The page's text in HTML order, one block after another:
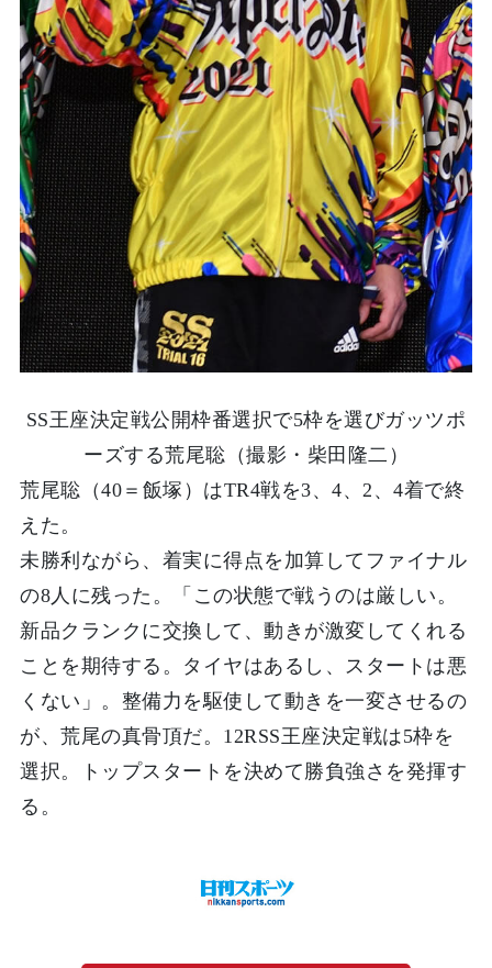
SS王座決定戦公開枠番選択で5枠を選びガッツポ
ーズする荒尾聡（撮影・柴田隆二）
荒尾聡（40＝飯塚）はTR4戦を3、4、2、4着で終
えた。
未勝利ながら、着実に得点を加算してファイナル
の8人に残った。「この状態で戦うのは厳しい。
新品クランクに交換して、動きが激変してくれる
ことを期待する。タイヤはあるし、スタートは悪
くない」。整備力を駆使して動きを一変させるの
が、荒尾の真骨頂だ。12RSS王座決定戦は5枠を
選択。トップスタートを決めて勝負強さを発揮す
る。